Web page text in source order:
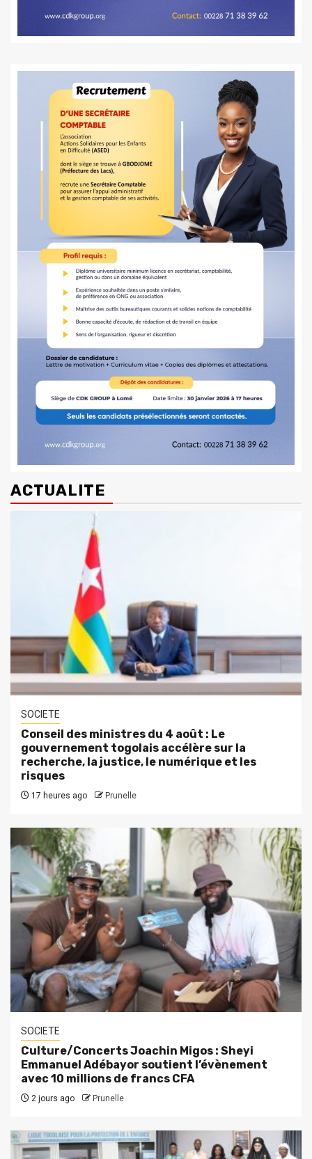
ACTUALITE
SOCIETE
Conseil des ministres du 4 août : Le
gouvernement togolais accélère sur la
recherche, la justice, le numérique et les
risques
17 heures ago Prunelle
SOCIETE
Culture/Concerts Joachin Migos : Sheyi
Emmanuel Adébayor soutient l’évènement
avec 10 millions de francs CFA
2 jours ago Prunelle